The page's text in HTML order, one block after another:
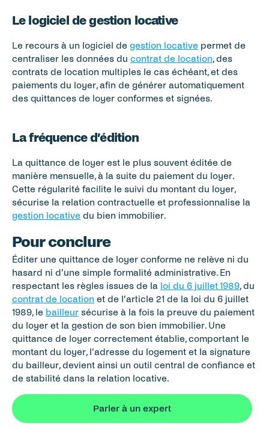
Le logiciel de gestion locative
Le recours à un logiciel de gestion locative permet de
centraliser les données du contrat de location, des
contrats de location multiples le cas échéant, et des
paiements du loyer, afin de générer automatiquement
des quittances de loyer conformes et signées.
La fréquence d’édition
La quittance de loyer est le plus souvent éditée de
manière mensuelle, à la suite du paiement du loyer.
Cette régularité facilite le suivi du montant du loyer,
gestion locative du bien immobilier.
Pour conclure
Éditer une quittance de loyer conforme ne relève ni du
hasard ni d’une simple formalité administrative. En
respectant les règles issues de la loi du 6 juillet 1989
contrat de location et de l’article 21 de la loi du 6 juillet
1989, le bailleur sécurise à la fois la preuve du paiement
du loyer et la gestion de son bien immobilier. Une
quittance de loyer correctement établie, comportant le
montant du loyer, l’adresse du logement et la signature
du bailleur, devient ainsi un outil central de confiance et
de stabilité dans la relation locative.
Parler à un expert